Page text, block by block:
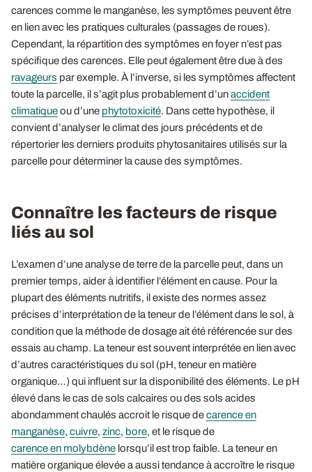
carences comme le manganèse, les symptômes peuvent être
en lien avec les pratiques culturales (passages de roues).
Cependant, la répartition des symptômes en foyer n’est pas
spécifique des carences. Elle peut également être due à des
ravageurs par exemple. À l’inverse, si les symptômes affectent
toute la parcelle, il s’agit plus probablement d’unaccident
climatiqueou d’une phytotoxicité. Dans cette hypothèse, il
convient d’analyser le climat des jours précédents et de
répertorier les derniers produits phytosanitaires utilisés sur la
parcelle pour déterminer la cause des symptômes.
Connaître les facteurs de risque
liés au sol
L’examen d’une analyse de terre de la parcelle peut, dans un
premier temps, aider à identifier l’élément en cause. Pour la
plupart des éléments nutritifs, il existe des normes assez
précises d’interprétation de la teneur de l’élément dans le sol, à
condition que la méthode de dosage ait été référencée sur des
essais au champ. La teneur est souvent interprétée en lien avec
d’autres caractéristiques du sol (pH, teneur en matière
organique…) qui influent sur la disponibilité des éléments. Le pH
élevé dans le cas de sols calcaires ou des sols acides
abondamment chaulés accroit le risque decarence en
manganèse, cuivre, zinc, bore, et le risque de
carence en molybdène lorsqu’il est trop faible. La teneur en
matière organique élevée a aussi tendance à accroître le risque